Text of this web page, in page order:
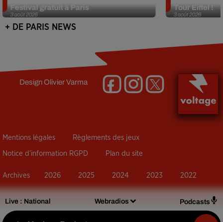
Live : National Webradios Podcasts
3 août 2026
Festival gratuit à Paris
3 août 2026
Tour Eiffel !
+ DE PARIS NEWS
DesignOlivier Varma
Mentions légales Règlements des jeux
Notice d’information RGPD Plan du site
Archives 2026 2025 2024 2023 2022